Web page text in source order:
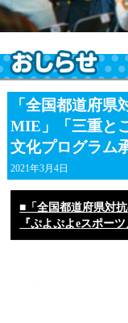
「全国都道府県
MIE」「三重と
文化プログラム
2021年3月4日
■ 「全国都道府県対抗
『ぷよぷよeスポー